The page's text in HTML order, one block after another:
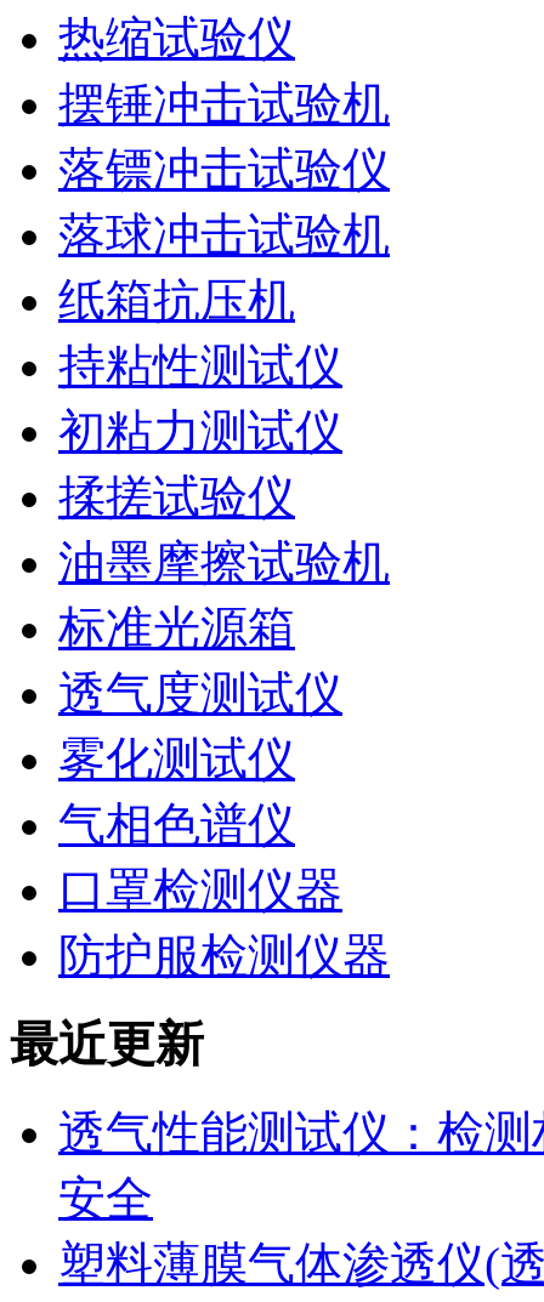
热缩试验仪
摆锤冲击试验机
落镖冲击试验仪
落球冲击试验机
纸箱抗压机
持粘性测试仪
初粘力测试仪
揉搓试验仪
油墨摩擦试验机
标准光源箱
透气度测试仪
雾化测试仪
气相色谱仪
口罩检测仪器
防护服检测仪器
最近更新
透气性能测试仪：检
安全
塑料薄膜气体渗透仪(